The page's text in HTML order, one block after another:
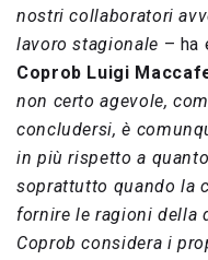
nostri collaboratori
lavoro stagionale – ha
Coprob Luigi
non certo agevole,
concludersi, è
in più rispetto a
soprattutto quando la
fornire le ragioni della
Coprob considera i